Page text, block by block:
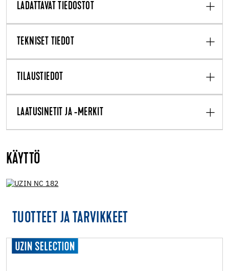
LADATTAVAT TIEDOSTOT
TEKNISET TIEDOT
TILAUSTIEDOT
LAATUSINETIT JA -MERKIT
KÄYTTÖ
TUOTTEET JA TARVIKKEET